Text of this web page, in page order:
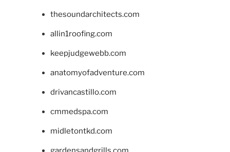
thesoundarchitects.com
allin1roofing.com
keepjudgewebb.com
anatomyofadventure.com
drivancastillo.com
cmmedspa.com
midletontkd.com